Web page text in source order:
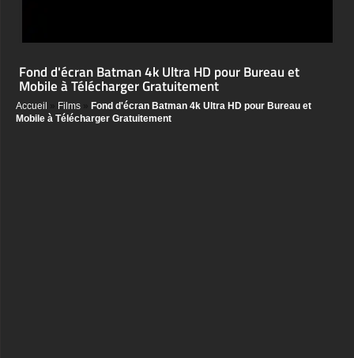
Fond d'écran Batman 4k Ultra HD pour Bureau et
Mobile à Télécharger Gratuitement
Accueil Films
Fond d'écran Batman 4k Ultra HD pour Bureau et
Mobile à Télécharger Gratuitement